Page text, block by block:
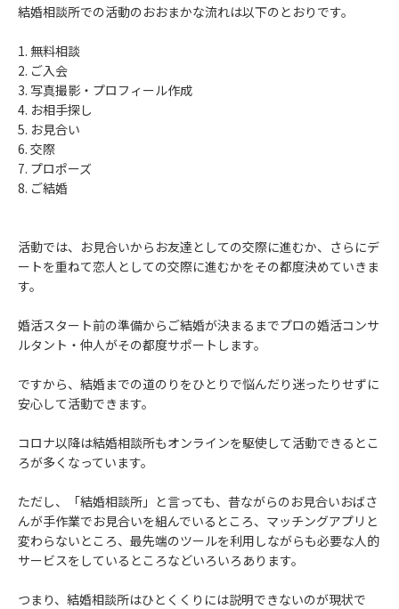
結婚相談所での活動のおおまかな流れは以下のとおりです。
1. 無料相談
2. ご入会
3. 写真撮影・プロフィール作成
4. お相手探し
5. お見合い
6. 交際
7. プロポーズ
8. ご結婚
活動では、お見合いからお友達としての交際に進むか、さらにデ
ートを重ねて恋人としての交際に進むかをその都度決めていきま
す。
婚活スタート前の準備からご結婚が決まるまでプロの婚活コンサ
ルタント・仲人がその都度サポートします。
ですから、結婚までの道のりをひとりで悩んだり迷ったりせずに
安心して活動できます。
コロナ以降は結婚相談所もオンラインを駆使して活動できるとこ
ろが多くなっています。
ただし、「結婚相談所」と言っても、昔ながらのお見合いおばさ
んが手作業でお見合いを組んでいるところ、マッチングアプリと
変わらないところ、最先端のツールを利用しながらも必要な人的
サービスをしているところなどいろいろあります。
つまり、結婚相談所はひとくくりには説明できないのが現状で